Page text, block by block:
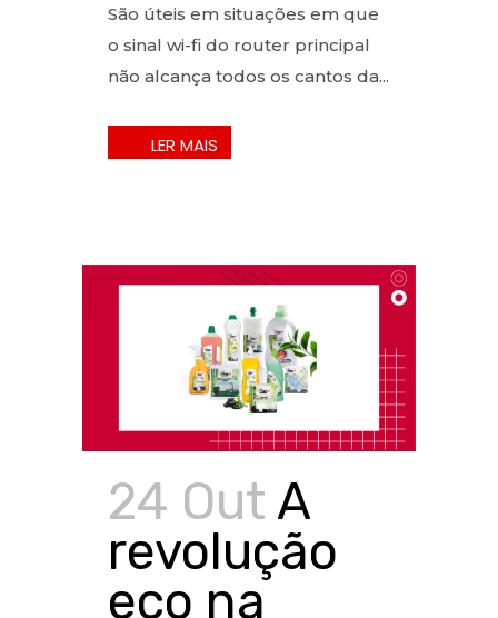
São úteis em situações em que
o sinal wi-fi do router principal
não alcança todos os cantos da...
24 Out A
revolução
eco na